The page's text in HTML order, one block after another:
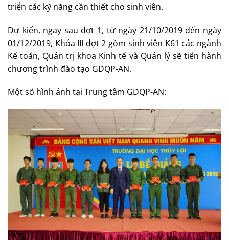
triển các kỹ năng cần thiết cho sinh viên.
Dự kiến, ngay sau đợt 1, từ ngày 21/10/2019 đến ngày
01/12/2019, Khóa III đợt 2 gồm sinh viên K61 các ngành
Kế toán, Quản trị khoa Kinh tế và Quản lý sẽ tiến hành
chương trình đào tạo GDQP-AN.
Một số hình ảnh tại Trung tâm GDQP-AN: